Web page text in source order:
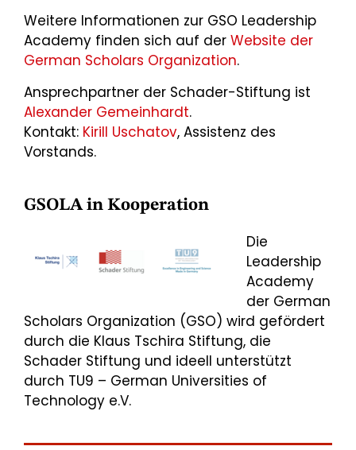
Weitere Informationen zur GSO Leadership
Academy finden sich auf der Website der
German Scholars Organization.
Ansprechpartner der Schader-Stiftung ist
Alexander Gemeinhardt.
Kontakt: Kirill Uschatov, Assistenz des
Vorstands.
GSOLA in Kooperation
Die
Leadership
Academy
der German
Scholars Organization (GSO) wird gefördert
durch die Klaus Tschira Stiftung, die
Schader Stiftung und ideell unterstützt
durch TU9 – German Universities of
Technology e.V.